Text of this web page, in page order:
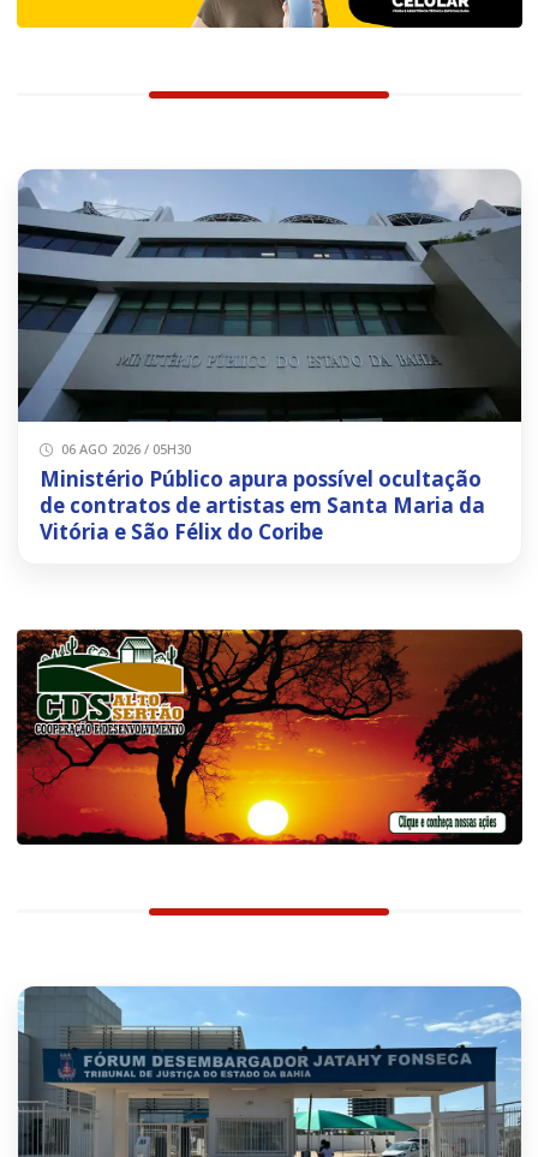
06 AGO 2026 / 05H30
Ministério Público apura possível ocultação
de contratos de artistas em Santa Maria da
Vitória e São Félix do Coribe